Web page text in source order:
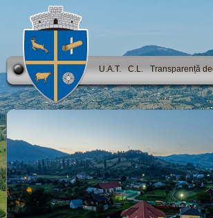
U.A.T. C.L. Transparență